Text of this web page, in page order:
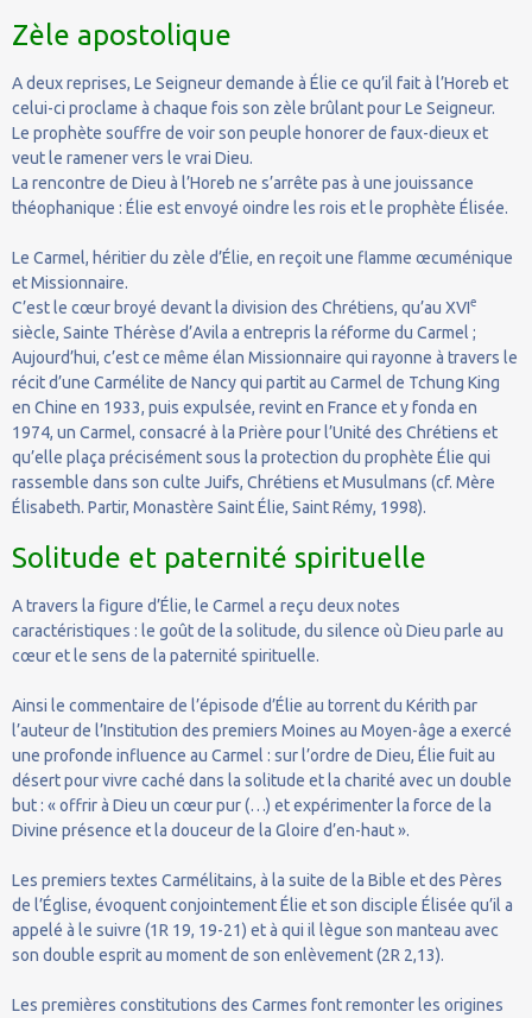
Zèle apostolique
A deux reprises, Le Seigneur demande à Élie ce qu’il fait à l’Horeb et
celui-ci proclame à chaque fois son zèle brûlant pour Le Seigneur.
Le prophète souffre de voir son peuple honorer de faux-dieux et
veut le ramener vers le vrai Dieu.
La rencontre de Dieu à l’Horeb ne s’arrête pas à une jouissance
théophanique : Élie est envoyé oindre les rois et le prophète Élisée.
Le Carmel, héritier du zèle d’Élie, en reçoit une flamme œcuménique
et Missionnaire.
C’est le cœur broyé devant la division des Chrétiens, qu’au XVIe
siècle, Sainte Thérèse d’Avila a entrepris la réforme du Carmel ;
Aujourd’hui, c’est ce même élan Missionnaire qui rayonne à travers le
récit d’une Carmélite de Nancy qui partit au Carmel de Tchung King
en Chine en 1933, puis expulsée, revint en France et y fonda en
1974, un Carmel, consacré à la Prière pour l’Unité des Chrétiens et
qu’elle plaça précisément sous la protection du prophète Élie qui
rassemble dans son culte Juifs, Chrétiens et Musulmans (cf. Mère
Élisabeth. Partir, Monastère Saint Élie, Saint Rémy, 1998).
Solitude et paternité spirituelle
A travers la figure d’Élie, le Carmel a reçu deux notes
caractéristiques : le goût de la solitude, du silence où Dieu parle au
cœur et le sens de la paternité spirituelle.
Ainsi le commentaire de l’épisode d’Élie au torrent du Kérith par
l’auteur de l’Institution des premiers Moines au Moyen-âge a exercé
une profonde influence au Carmel : sur l’ordre de Dieu, Élie fuit au
désert pour vivre caché dans la solitude et la charité avec un double
but : « offrir à Dieu un cœur pur (…) et expérimenter la force de la
Divine présence et la douceur de la Gloire d’en-haut ».
Les premiers textes Carmélitains, à la suite de la Bible et des Pères
de l’Église, évoquent conjointement Élie et son disciple Élisée qu’il a
appelé à le suivre (1R 19, 19-21) et à qui il lègue son manteau avec
son double esprit au moment de son enlèvement (2R 2,13).
Les premières constitutions des Carmes font remonter les origines